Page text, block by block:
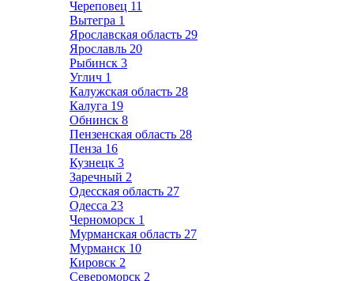
Череповец 11
Вытегра 1
Ярославская область 29
Ярославль 20
Рыбинск 3
Углич 1
Калужская область 28
Калуга 19
Обнинск 8
Пензенская область 28
Пенза 16
Кузнецк 3
Заречный 2
Одесская область 27
Одесса 23
Черноморск 1
Мурманская область 27
Мурманск 10
Кировск 2
Североморск 2